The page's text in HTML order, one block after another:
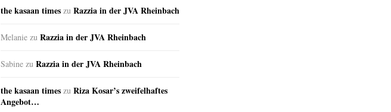
the kasaan times zu Razzia in der JVA Rheinbach
Melanie zu Razzia in der JVA Rheinbach
Sabine zu Razzia in der JVA Rheinbach
the kasaan times zu Riza Kosar’s zweifelhaftes
Angebot…